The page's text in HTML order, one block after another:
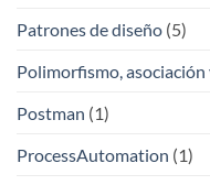
Patrones de diseño (5)
Polimorfismo,
Postman (1)
ProcessAutomation (1)